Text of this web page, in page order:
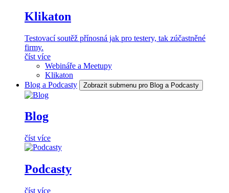
Klikaton
Testovací soutěž přínosná jak pro testery, tak zúčastněné
firmy.
číst více
Webináře a Meetupy
Klikaton
Blog a Podcasty
Zobrazit submenu pro Blog a Podcasty
Blog
číst více
Podcasty
číst více